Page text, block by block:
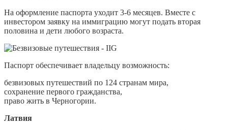
На оформление паспорта уходит 3-6 месяцев. Вместе с
инвестором заявку на иммиграцию могут подать вторая
половина и дети любого возраста.
Паспорт обеспечивает владельцу возможность:
безвизовых путешествий по 124 странам мира,
сохранение первого гражданства,
право жить в Черногории.
Латвия